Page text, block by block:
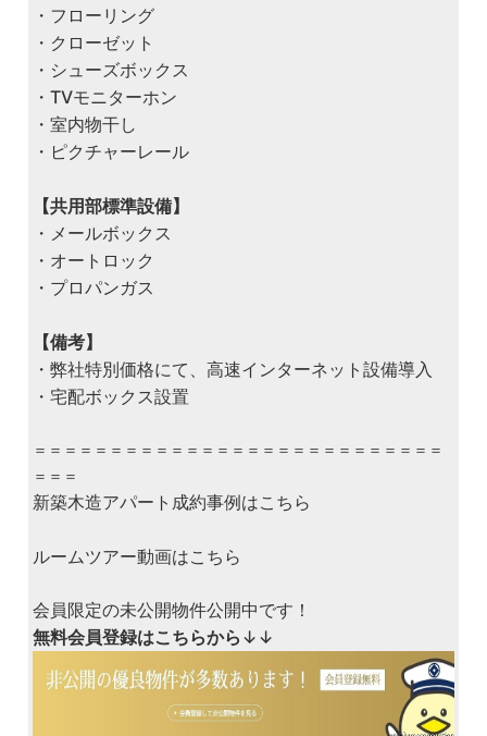
・フローリング
・クローゼット
・シューズボックス
・TVモニターホン
・室内物干し
・ピクチャーレール
【共用部標準設備】
・メールボックス
・オートロック
・プロパンガス
【備考】
・弊社特別価格にて、高速インターネット設備導入
・宅配ボックス設置
＝＝＝＝＝＝＝＝＝＝＝＝＝＝＝＝＝＝＝＝＝＝＝＝＝＝＝
＝＝＝
新築木造アパート成約事例はこちら
ルームツアー動画はこちら
会員限定の未公開物件公開中です！
無料会員登録はこちらから ↓↓